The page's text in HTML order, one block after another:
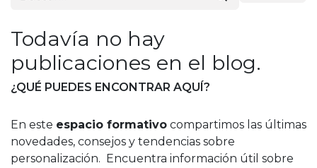
Todavía no hay
publicaciones en el blog.
¿QUÉ PUEDES ENCONTRAR AQUÍ?
En este espacio formativo compartimos las últimas
novedades, consejos y tendencias sobre
personalización. Encuentra información útil sobre